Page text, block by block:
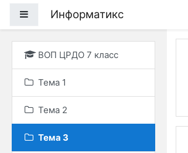
Боковая панель
Информатикс
ВОП ЦРДО 7 класс
Тема 1
Тема 2
Тема 3